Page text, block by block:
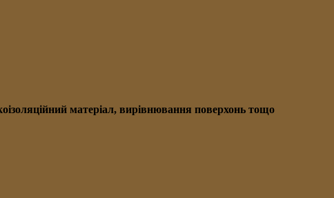
матеріал, вирівнювання поверхонь тощо